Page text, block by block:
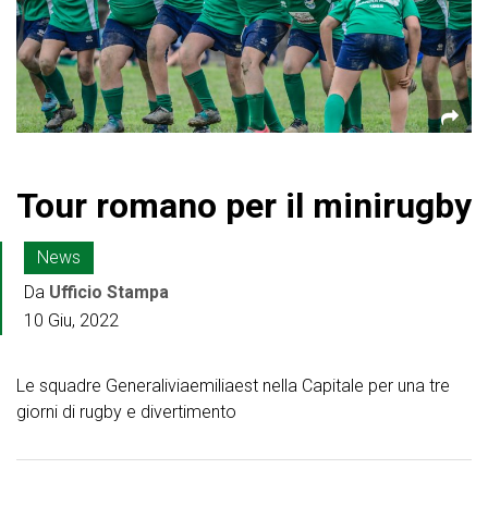
Tour romano per il minirugby
News
Da Ufficio Stampa
10 Giu, 2022
Le squadre Generaliviaemiliaest nella Capitale per una tre
giorni di rugby e divertimento